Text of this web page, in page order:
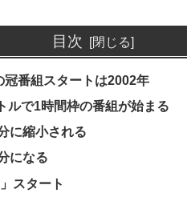
目次
冠番組スタートは2002年
ルで1時間枠の番組が始まる
に縮小される
になる
スタート